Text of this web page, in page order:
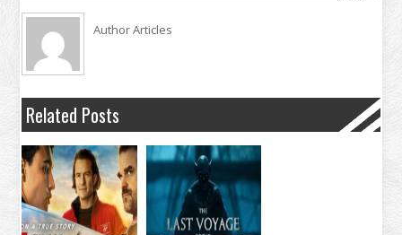
Author Articles
Related Posts